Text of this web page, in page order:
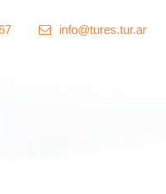
info@tures.tur.ar